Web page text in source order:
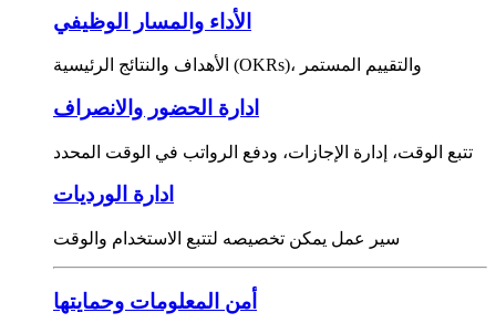
الأداء والمسار الوظيفي
الأهداف والنتائج الرئيسية (OKRs)، والتقييم المستمر
ادارة الحضور والانصراف
تتبع الوقت، إدارة الإجازات، ودفع الرواتب في الوقت المحدد
ادارة الورديات
سير عمل يمكن تخصيصه لتتبع الاستخدام والوقت
أمن المعلومات وحمايتها